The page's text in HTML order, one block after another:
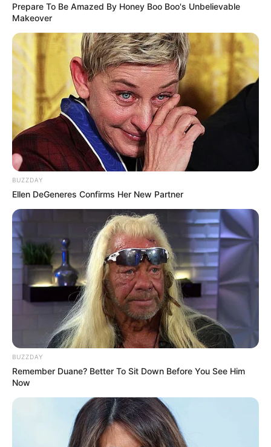
Elo7
3. Noivinhos para bolos
E se a festa for de casamento, não podem faltar
os noivinhos para ficarem no topo do bolo. Esse é
um artigo que sempre terá saída!
Elo7
Prepare To Be Amazed By Honey Boo Boo's Unbelievable
Makeover
BUZZDAY
Ellen DeGeneres Confirms Her New Partner
BUZZDAY
Remember Duane? Better To Sit Down Before You See Him
Now